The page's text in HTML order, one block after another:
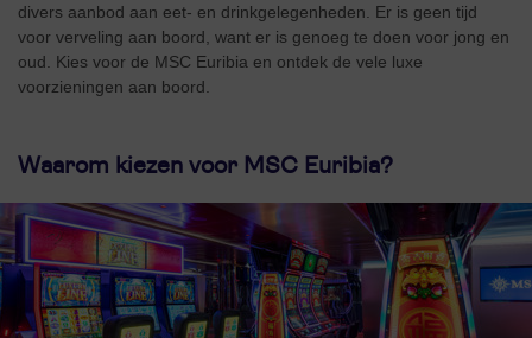
divers aanbod aan eet- en drinkgelegenheden. Er is geen tijd
voor verveling aan boord, want er is genoeg te doen voor jong en
oud. Kies voor de MSC Euribia en ontdek de vele luxe
voorzieningen aan boord.
Waarom kiezen voor MSC Euribia?